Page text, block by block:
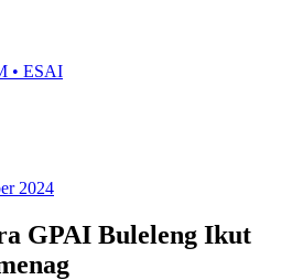
• ESAI
2024
GPAI Buleleng Ikut